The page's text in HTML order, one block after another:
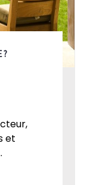
?
et